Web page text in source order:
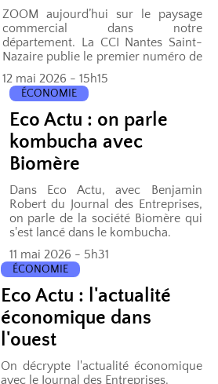
ZOOM aujourd’hui sur le paysage
commercial dans notre
département. La CCI Nantes Saint-
Nazaire publie le premier numéro de
«&nbsp;Focus commerce&nbsp;».
Un numéro par trimestre pour faire
le point...
12 mai 2026 - 15h15
ÉCONOMIE
Eco Actu : on parle
kombucha avec
Biomère
Dans Eco Actu, avec Benjamin
Robert du Journal des Entreprises,
on parle de la société Biomère qui
s'est lancé dans le kombucha.
11 mai 2026 - 5h31
ÉCONOMIE
Eco Actu : l'actualité
économique dans
l'ouest
On décrypte l'actualité économique
avec le Journal des Entreprises.